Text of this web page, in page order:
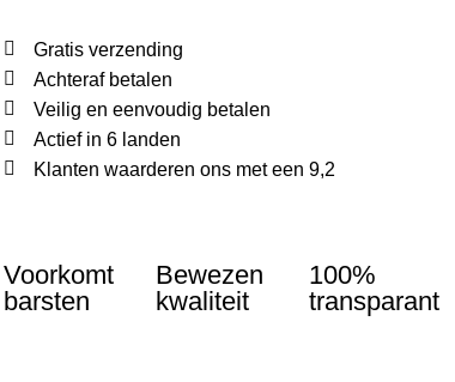
Gratis verzending
Achteraf betalen
Veilig en eenvoudig betalen
Actief in 6 landen
Klanten waarderen ons met een 9,2
Voorkomt
barsten
Bewezen
kwaliteit
100%
transparant